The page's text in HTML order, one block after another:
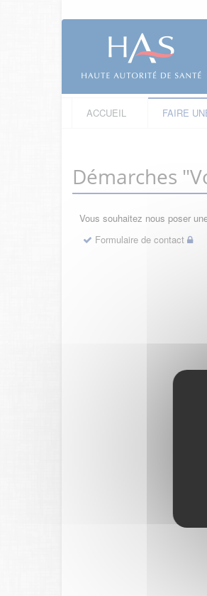
ACCUEIL FAIRE
Démarches
Vous souhaitez nous poser
Formulaire de contact